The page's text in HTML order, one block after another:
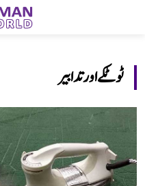
ٹوٹکے اور تدابیر